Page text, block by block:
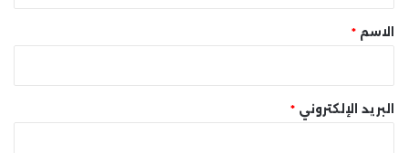
* الاسم *
البريد الإلكتروني *